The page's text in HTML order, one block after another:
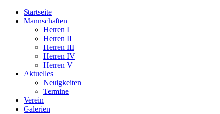
Startseite
Mannschaften
Herren I
Herren II
Herren III
Herren IV
Herren V
Aktuelles
Neuigkeiten
Termine
Verein
Galerien